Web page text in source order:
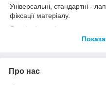
Універсальні, стандартні -
фіксації матеріалу.
Спеціалізовані - лапки для
операції: вшивання канта,
Говорячи про переваги
Про нас